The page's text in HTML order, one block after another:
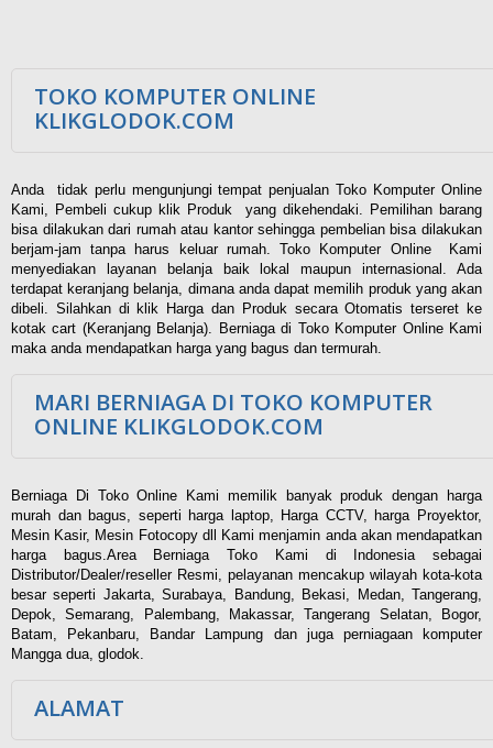
TOKO KOMPUTER ONLINE
KLIKGLODOK.COM
Anda tidak perlu mengunjungi tempat penjualan Toko Komputer Online
Kami, Pembeli cukup klik Produk yang dikehendaki. Pemilihan barang
bisa dilakukan dari rumah atau kantor sehingga pembelian bisa dilakukan
berjam-jam tanpa harus keluar rumah. Toko Komputer Online Kami
menyediakan layanan belanja baik lokal maupun internasional. Ada
terdapat keranjang belanja, dimana anda dapat memilih produk yang akan
dibeli. Silahkan di klik Harga dan Produk secara Otomatis terseret ke
kotak cart (Keranjang Belanja). Berniaga di Toko Komputer Online Kami
maka anda mendapatkan harga yang bagus dan termurah.
MARI BERNIAGA DI TOKO KOMPUTER
ONLINE KLIKGLODOK.COM
Berniaga Di Toko Online Kami memilik banyak produk dengan harga
murah dan bagus, seperti harga laptop, Harga CCTV, harga Proyektor,
Mesin Kasir, Mesin Fotocopy dll Kami menjamin anda akan mendapatkan
harga bagus.Area Berniaga Toko Kami di Indonesia sebagai
Distributor/Dealer/reseller Resmi, pelayanan mencakup wilayah kota-kota
besar seperti Jakarta, Surabaya, Bandung, Bekasi, Medan, Tangerang,
Depok, Semarang, Palembang, Makassar, Tangerang Selatan, Bogor,
Batam, Pekanbaru, Bandar Lampung dan juga perniagaan komputer
Mangga dua, glodok.
ALAMAT